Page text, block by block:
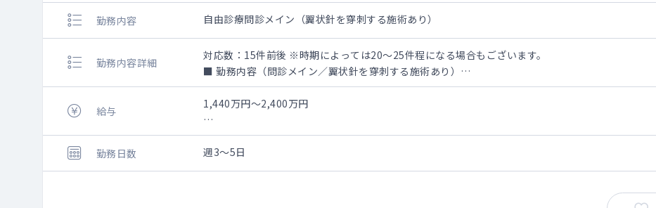
勤務内容 自由診療問診メイン（翼状針を穿刺する施術あり）
勤務内容詳細
対応数：15件前後 ※時期によっては20～25件程になる場合もございます。
■ 勤務内容（問診メイン／翼状針を穿刺する施術あり）
１．AGA・FAGA治療に関する診察・適応判断
２．医療痩身の既往・禁忌確認
３．美容施術に関する問診・適応判断（埋没・糸リフト・注入系など）
４．ご予約状況により、翼状針を使った施術対応（脂肪溶解注射、脂肪溶解注射、成長因子注射
※初日にレクチャーあり 未経験でも相談可能
給与
1,440万円～2,400万円
＜給与目安＞
週3日：1,440万円
週4日：1,920万円
勤務日数 週3～5日